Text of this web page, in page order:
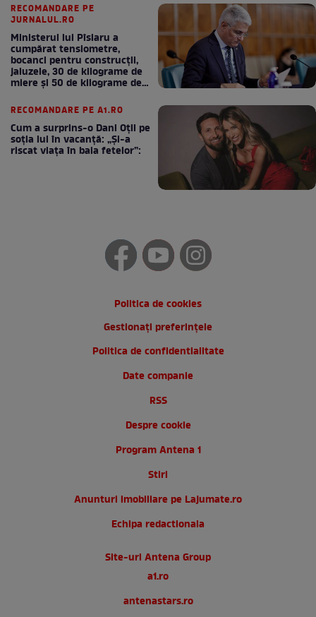
RECOMANDARE PE
JURNALUL.RO
Ministerul lui Pîslaru a
cumpărat tensiometre,
bocanci pentru construcții,
jaluzele, 30 de kilograme de
miere și 50 de kilograme de
RECOMANDARE PE A1.RO
Cum a surprins-o Dani Oțil pe
soția lui în vacanță: „Și-a
riscat viața în baia fetelor”:
Politica de cookies
Gestionați preferințele
Politica de confidentialitate
Date companie
RSS
Despre cookie
Program Antena 1
Stiri
Anunturi imobiliare pe Lajumate.ro
Echipa redactionala
Site-uri Antena Group
a1.ro
antenastars.ro